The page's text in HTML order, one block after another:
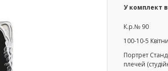
У комплект
К.р.№ 90
100-10-5
Портрет
плечей